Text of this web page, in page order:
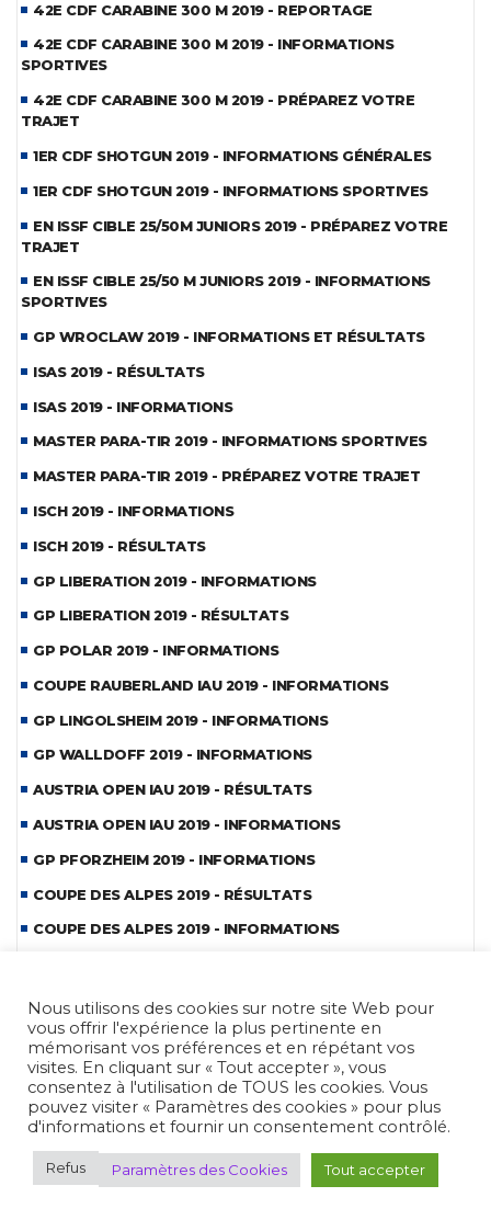
42E CDF CARABINE 300 M 2019 - REPORTAGE
42E CDF CARABINE 300 M 2019 - INFORMATIONS
SPORTIVES
42E CDF CARABINE 300 M 2019 - PRÉPAREZ VOTRE
TRAJET
1ER CDF SHOTGUN 2019 - INFORMATIONS GÉNÉRALES
1ER CDF SHOTGUN 2019 - INFORMATIONS SPORTIVES
EN ISSF CIBLE 25/50M JUNIORS 2019 - PRÉPAREZ VOTRE
TRAJET
EN ISSF CIBLE 25/50 M JUNIORS 2019 - INFORMATIONS
SPORTIVES
GP WROCLAW 2019 - INFORMATIONS ET RÉSULTATS
ISAS 2019 - RÉSULTATS
ISAS 2019 - INFORMATIONS
MASTER PARA-TIR 2019 - INFORMATIONS SPORTIVES
MASTER PARA-TIR 2019 - PRÉPAREZ VOTRE TRAJET
ISCH 2019 - INFORMATIONS
ISCH 2019 - RÉSULTATS
GP LIBERATION 2019 - INFORMATIONS
GP LIBERATION 2019 - RÉSULTATS
GP POLAR 2019 - INFORMATIONS
COUPE RAUBERLAND IAU 2019 - INFORMATIONS
GP LINGOLSHEIM 2019 - INFORMATIONS
GP WALLDOFF 2019 - INFORMATIONS
AUSTRIA OPEN IAU 2019 - RÉSULTATS
AUSTRIA OPEN IAU 2019 - INFORMATIONS
GP PFORZHEIM 2019 - INFORMATIONS
COUPE DES ALPES 2019 - RÉSULTATS
COUPE DES ALPES 2019 - INFORMATIONS
CDM BENCH-REST 2019 - REPORTAGE
CDM BENCH-REST 2019 - INFORMATIONS
COUPE BOHEME IAU FIELD 2019 - INFORMATIONS
HOPES PLZEN 2019 - REPORTAGE
CDE MLAIC 2019 - REPORTAGE
Nous utilisons des cookies sur notre site Web pour
vous offrir l'expérience la plus pertinente en
mémorisant vos préférences et en répétant vos
visites. En cliquant sur « Tout accepter », vous
consentez à l'utilisation de TOUS les cookies. Vous
pouvez visiter « Paramètres des cookies » pour plus
d'informations et fournir un consentement contrôlé.
Refus Paramètres des Cookies Tout accepter